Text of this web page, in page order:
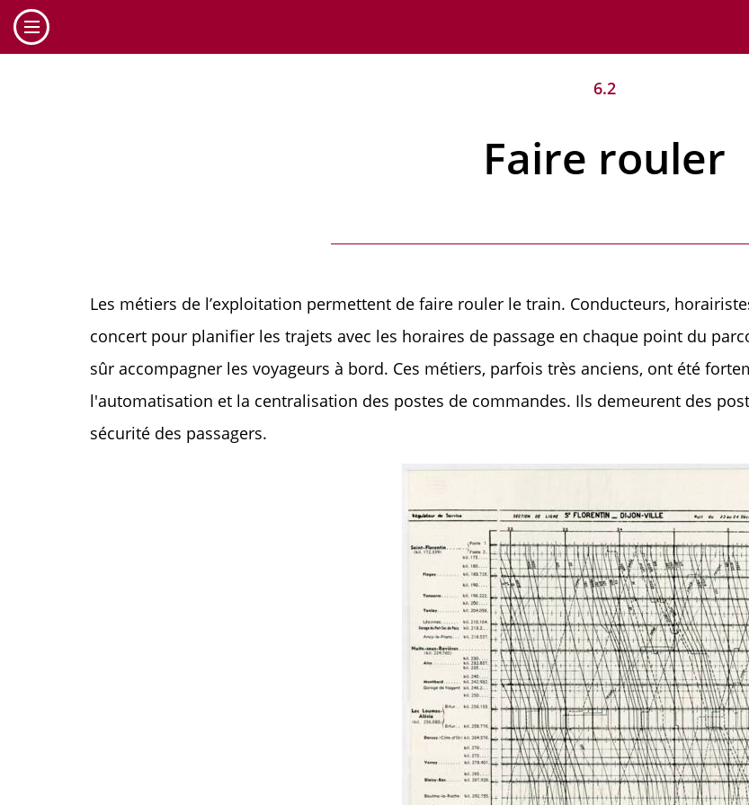
6.2
Faire rouler
Les métiers de l’exploitation permettent de faire rouler le train. Conducteurs,
concert pour planifier les trajets avec les horaires de passage en chaque point du
sûr accompagner les voyageurs à bord. Ces métiers, parfois très anciens, ont été
l'automatisation et la centralisation des postes de commandes. Ils demeurent des
sécurité des passagers.
Cookies management panel